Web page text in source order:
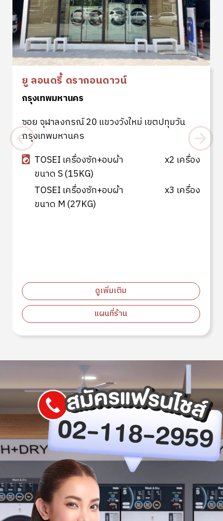
ยู ลอนดี้ บางขุนนนท์
กรุงเทพมหานคร
แขวงบางขุนนนท์ เขตบางกอกน้อย
กรุงเทพมหานคร
TOSEI เครื่องซัก+อบผ้า
ขนาด S (15KG)
ดูเพิ่มเติม
แผนที่ร้าน
Image